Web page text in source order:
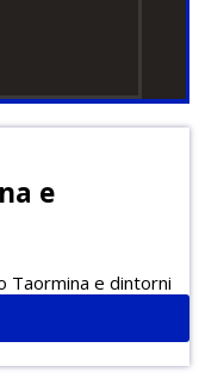
e
Taormina e dintorni